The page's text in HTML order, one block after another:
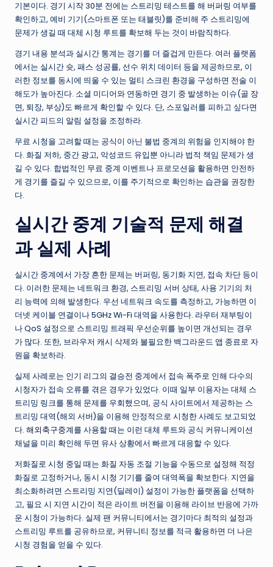
기본이다. 경기 시작 30분 전에는 스트리밍 테스트를 해 버퍼링 여부를
확인하고, 예비 기기(스마트폰 또는 태블릿)를 준비해 주 스트리밍에
문제가 생길 때 대체 시청 루트를 확보해 두는 것이 바람직하다.
경기 내용 분석과 실시간 통계는 경기를 더 즐겁게 만든다. 여러 플랫폼
에서는 실시간 슛, 패스 성공률, 선수 위치 데이터 등을 제공하므로, 이
러한 정보를 동시에 띄울 수 있는 멀티 스크린 환경을 구성하면 전술 이
해도가 높아진다. 소셜 미디어와 연동하면 경기 중 발생하는 이슈(골 장
면, 퇴장, 부상)도 빠르게 확인할 수 있다. 단, 스포일러를 피하고 싶다면
실시간 피드의 알림 설정을 조정하라.
무료 시청을 고려할 때는 공식이 아닌 불법 중계의 위험을 인지해야 한
다. 화질 저하, 중간 광고, 악성코드 유입뿐 아니라 법적 책임 문제가 생
길 수 있다. 합법적인 무료 중계 이벤트나 프로모션을 활용하면 안전하
게 경기를 즐길 수 있으므로, 이를 주기적으로 확인하는 습관을 권장한
다.
실시간 중계 기술적 문제 해결
과 실제 사례
실시간 중계에서 가장 흔한 문제는 버퍼링, 동기화 지연, 접속 차단 등이
다. 이러한 문제는 네트워크 환경, 스트리밍 서버 상태, 사용 기기의 처
리 능력에 의해 발생한다. 우선 네트워크 속도를 측정하고, 가능하면 이
더넷 케이블 연결이나 5GHz Wi-Fi 대역을 사용한다. 라우터 재부팅이
나 QoS 설정으로 스트리밍 트래픽 우선순위를 높이면 개선되는 경우
가 많다. 또한, 브라우저 캐시 삭제와 불필요한 백그라운드 앱 종료로 자
원을 확보하라.
실제 사례로는 인기 리그의 결승전 중계에서 접속 폭주로 인해 다수의
시청자가 접속 오류를 겪은 경우가 있었다. 이때 일부 이용자는 대체 스
트리밍 링크를 통해 문제를 우회했으며, 공식 사이트에서 제공하는 스
트리밍 대역(해외 서버)을 이용해 안정적으로 시청한 사례도 보고되었
다. 해외축구중계를 사용할 때는 이런 대체 루트와 공식 커뮤니케이션
채널을 미리 확인해 두면 유사 상황에서 빠르게 대응할 수 있다.
저화질로 시청 중일 때는 화질 자동 조절 기능을 수동으로 설정해 적정
화질로 고정하거나, 동시 시청 기기를 줄여 대역폭을 확보한다. 지연을
최소화하려면 스트리밍 지연(딜레이) 설정이 가능한 플랫폼을 선택하
고, 필요 시 지연 시간이 적은 라이트 버전을 이용해 라이브 반응에 가까
운 시청이 가능하다. 실제 팬 커뮤니티에서는 경기마다 최적의 설정과
스트리밍 루트를 공유하므로, 커뮤니티 정보를 적극 활용하면 더 나은
시청 경험을 얻을 수 있다.